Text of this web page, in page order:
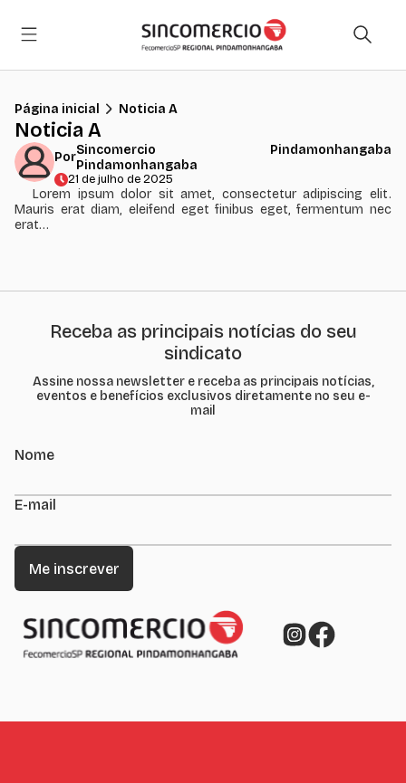
Página inicial Noticia A
Noticia A
PorSincomercio Pindamonhangaba
Pindamonhangaba
21 de julho de 2025
Lorem ipsum dolor sit amet, consectetur adipiscing elit.
Mauris erat diam, eleifend eget finibus eget, fermentum nec
erat…
Receba as principais notícias do seu
sindicato
Assine nossa newsletter e receba as principais notícias,
eventos e benefícios exclusivos diretamente no seu e-
mail
Nome
E-mail